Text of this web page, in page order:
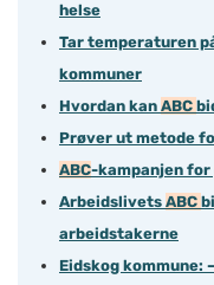
helse
Tar temperaturen
kommuner
Hvordan kan ABC
Prøver ut metode
ABC-kampanjen for
Arbeidslivets ABC
arbeidstakerne
Eidskog kommune: